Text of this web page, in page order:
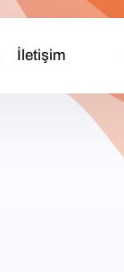
İletişim